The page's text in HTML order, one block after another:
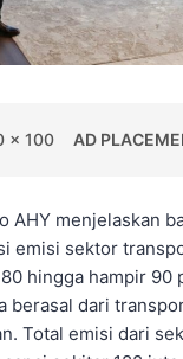
x 100 AD
AHY menjelaskan
emisi sektor
hingga hampir 90
berasal dari
Total emisi dari